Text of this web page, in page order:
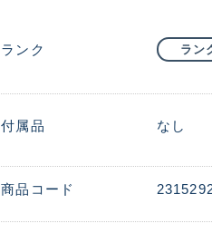
ランク ラン
付属品 なし
商品コード